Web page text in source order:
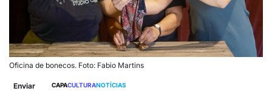
Oficina de bonecos. Foto: Fabio Martins
Enviar CAPACULTURANOTÍCIAS